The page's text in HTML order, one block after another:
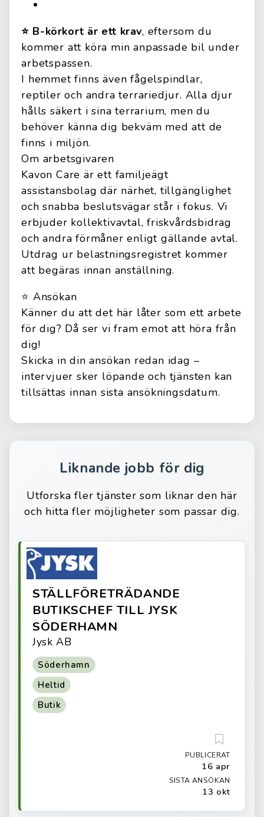
⭐️ B-körkort är ett krav, eftersom du
kommer att köra min anpassade bil under
arbetspassen.
I hemmet finns även fågelspindlar,
reptiler och andra terrariedjur. Alla djur
hålls säkert i sina terrarium, men du
behöver känna dig bekväm med att de
finns i miljön.
Om arbetsgivaren
Kavon Care är ett familjeägt
assistansbolag där närhet, tillgänglighet
och snabba beslutsvägar står i fokus. Vi
erbjuder kollektivavtal, friskvårdsbidrag
och andra förmåner enligt gällande avtal.
Utdrag ur belastningsregistret kommer
att begäras innan anställning.
⭐️ Ansökan
Känner du att det här låter som ett arbete
för dig? Då ser vi fram emot att höra från
dig!
Skicka in din ansökan redan idag –
intervjuer sker löpande och tjänsten kan
tillsättas innan sista ansökningsdatum.
Liknande jobb för dig
Utforska fler tjänster som liknar den här
och hitta fler möjligheter som passar dig.
STÄLLFÖRETRÄDANDE
BUTIKSCHEF TILL JYSK
SÖDERHAMN
Jysk AB
Söderhamn
Heltid
Butik
PUBLICERAT
16 apr
SISTA ANSÖKAN
13 okt